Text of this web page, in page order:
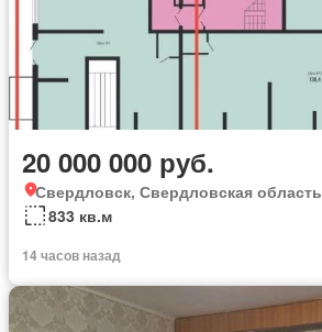
20 000 000 руб.
Свердловск, Свердловская область
833 кв.м
14 часов назад